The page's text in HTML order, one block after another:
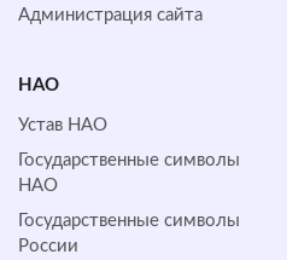
Администрация сайта
НАО
Устав НАО
Государственные символы
НАО
Государственные символы
России